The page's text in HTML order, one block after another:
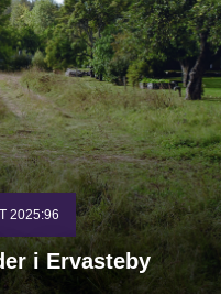
2025:96
i Ervasteby